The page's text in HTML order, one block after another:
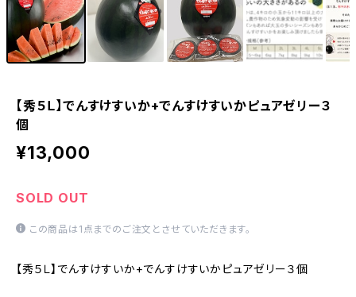
【秀５Ｌ】でんすけすいか+でんすけすいかピュアゼリー３
個
¥13,000
SOLD OUT
この商品は1点までのご注文とさせていただきます。
【秀５Ｌ】でんすけすいか+でんすけすいかピュアゼリー３個